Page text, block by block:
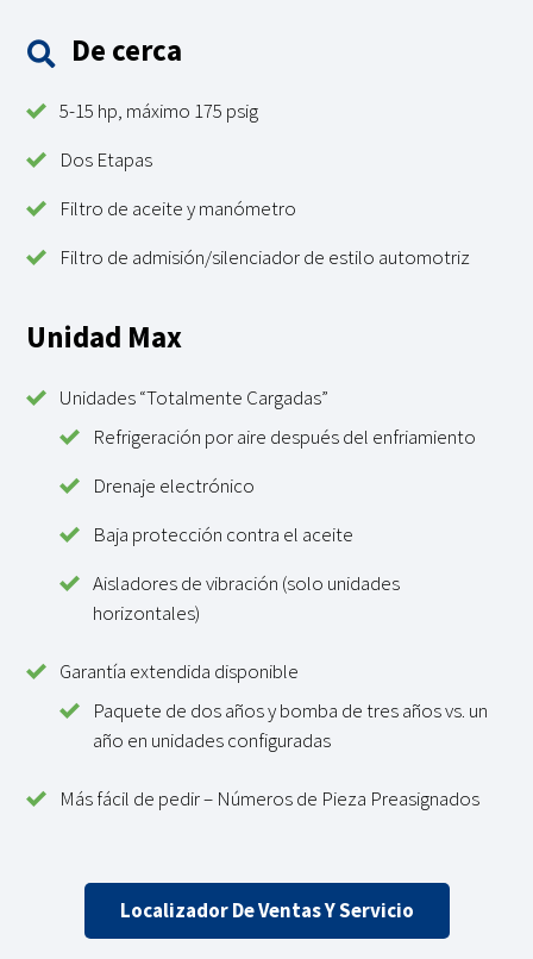
De cerca
5-15 hp, máximo 175 psig
Dos Etapas
Filtro de aceite y manómetro
Filtro de admisión/silenciador de estilo automotriz
Unidad Max
Unidades “Totalmente Cargadas”
Refrigeración por aire después del enfriamiento
Drenaje electrónico
Baja protección contra el aceite
Aisladores de vibración (solo unidades
horizontales)
Garantía extendida disponible
Paquete de dos años y bomba de tres años vs. un
año en unidades configuradas
Más fácil de pedir – Números de Pieza Preasignados
Localizador De Ventas Y Servicio